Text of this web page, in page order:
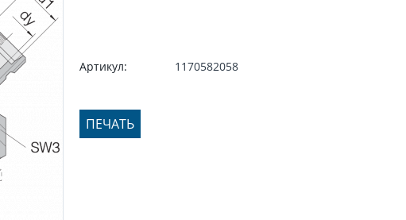
Артикул: 1170582058
ПЕЧАТЬ